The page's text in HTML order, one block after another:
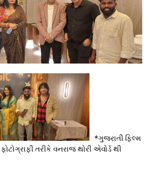
*ગુજરાતી ફિલ્મ
તરીકે વનરાજ થોરી એવોર્ડ થી